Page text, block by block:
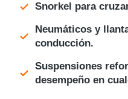
Snorkel para
Neumáticos y
conducción.
Suspensiones
desempeño en